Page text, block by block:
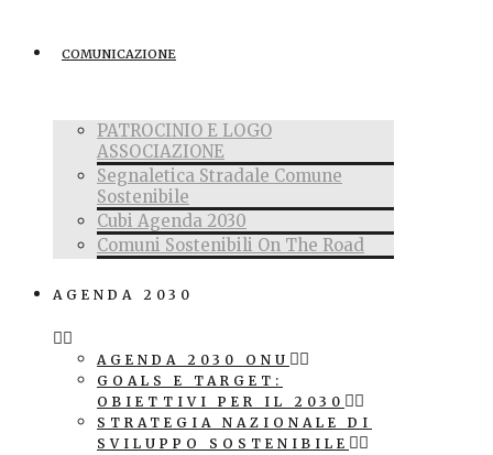
COMUNICAZIONE
PATROCINIO E LOGO
ASSOCIAZIONE
Segnaletica Stradale Comune
Sostenibile
Cubi Agenda 2030
Comuni Sostenibili On The Road
AGENDA 2030
AGENDA 2030 ONU
GOALS E TARGET:
OBIETTIVI PER IL 2030
STRATEGIA NAZIONALE DI
SVILUPPO SOSTENIBILE